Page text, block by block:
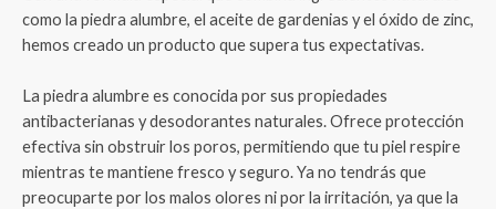
como la piedra alumbre, el aceite de gardenias y el óxido de zinc,
hemos creado un producto que supera tus expectativas.
La piedra alumbre es conocida por sus propiedades
antibacterianas y desodorantes naturales. Ofrece protección
efectiva sin obstruir los poros, permitiendo que tu piel respire
mientras te mantiene fresco y seguro. Ya no tendrás que
preocuparte por los malos olores ni por la irritación, ya que la